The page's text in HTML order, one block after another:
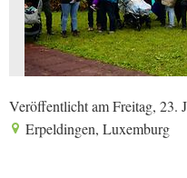
Veröffentlicht am Freitag, 23.
Erpeldingen, Luxemburg